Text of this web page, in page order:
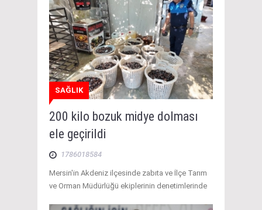
SAĞLIK
200 kilo bozuk midye dolması
ele geçirildi
1786018584
Mersin'in Akdeniz ilçesinde zabıta ve İlçe Tarım
ve Orman Müdürlüğü ekiplerinin denetimlerinde